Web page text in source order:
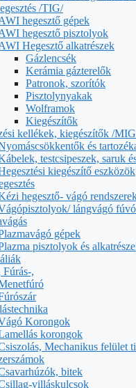
/TIG/
hegesztő gépek
hegesztő pisztolyok
Hegesztő alkatrészek
Gázlencsék
Kerámia gázterelők
Patronok, szorítók
Pisztolynyakak
Wolframok
Kiegészítők
kellékek, kiegészítők /
és
testcsipeszek, saruk
kiegészítő eszközök
hegesztő- vágó
lángvágó
gépek
pisztolyok és
Fúrás-,
Korongok
korongok
Mechanikus felület
bitek
villáskulcsok